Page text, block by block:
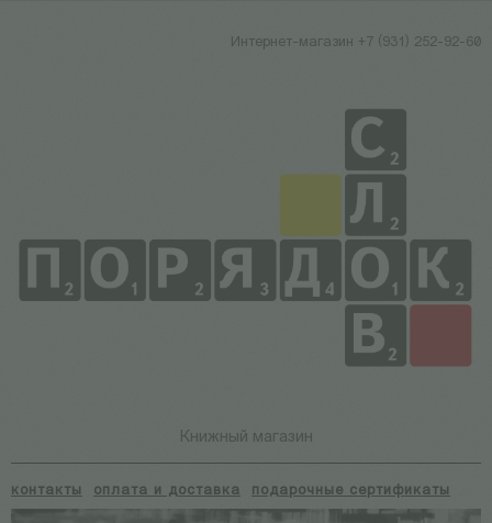
Интернет-магазин +7 (931) 252-92-60
Книжный магазин
контакты оплата и доставка подарочные сертификаты